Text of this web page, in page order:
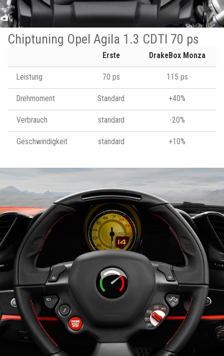
Chiptuning Opel Agila 1.3 CDTI 70 ps
Erste DrakeBox Monza
Leistung 70 ps 115 ps
Drehmoment Standard +40%
Verbrauch standard -20%
Geschwindigkeit standard +10%